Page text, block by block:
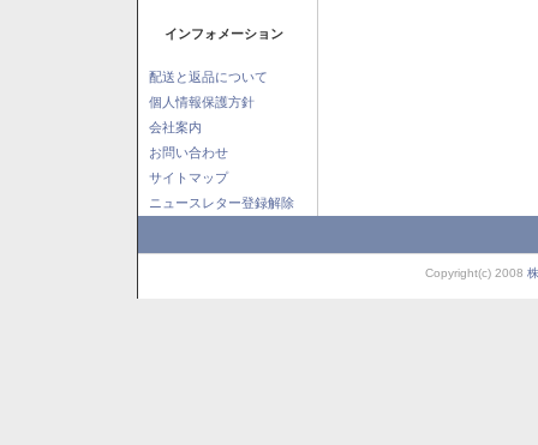
インフォメーション
配送と返品について
個人情報保護方針
会社案内
お問い合わせ
サイトマップ
ニュースレター登録解除
Copyright(c) 2008